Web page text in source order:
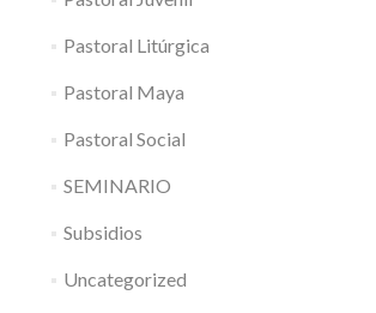
Pastoral Litúrgica
Pastoral Maya
Pastoral Social
SEMINARIO
Subsidios
Uncategorized